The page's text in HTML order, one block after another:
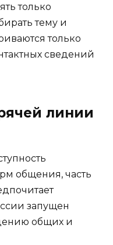
только
тему и
только
сведений
линии
общения, часть
запущен
общих и